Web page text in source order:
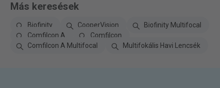
Más keresések
Biofinity CooperVision
Biofinity Multifocal
Comfilcon A
Comfilcon
Comfilcon A Multifocal
Multifokális Havi Lencsék